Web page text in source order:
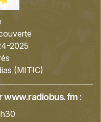
2025
(MITIC)
www.radiobus.fm :